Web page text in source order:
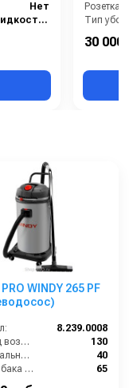
Нет
сухая и сбор жидкостей
Тип
30 000
WINDY 265 PF
8.239.0008
Расход воздуха (л/сек):
130
Номинальный диаметр принадлежностей (мм):
40
Объём бака (л):
65
Рабочая ширина основной насадки (мм):